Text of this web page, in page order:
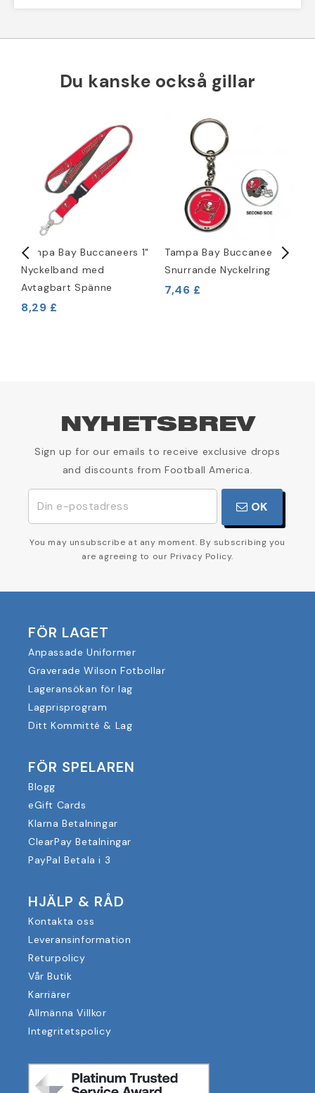
Du kanske också gillar
Tampa Bay Buccaneers 1"
Nyckelband med
Avtagbart Spänne
8,29 £
Tampa Bay Buccaneers
Snurrande Nyckelring
7,46 £
NYHETSBREV
Sign up for our emails to receive exclusive drops
and discounts from Football America.
OK
You may unsubscribe at any moment. By subscribing you
are agreeing to our Privacy Policy.
FÖR LAGET
Anpassade Uniformer
Graverade Wilson Fotbollar
Lageransökan för lag
Lagprisprogram
Ditt Kommitté & Lag
FÖR SPELAREN
Blogg
eGift Cards
Klarna Betalningar
ClearPay Betalningar
PayPal Betala i 3
HJÄLP & RÅD
Kontakta oss
Leveransinformation
Returpolicy
Vår Butik
Karriärer
Allmänna Villkor
Integritetspolicy